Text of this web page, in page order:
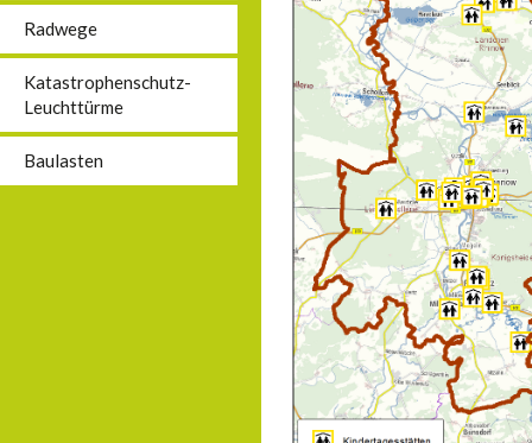
Radwege
Katastrophenschutz-
Leuchttürme
Baulasten